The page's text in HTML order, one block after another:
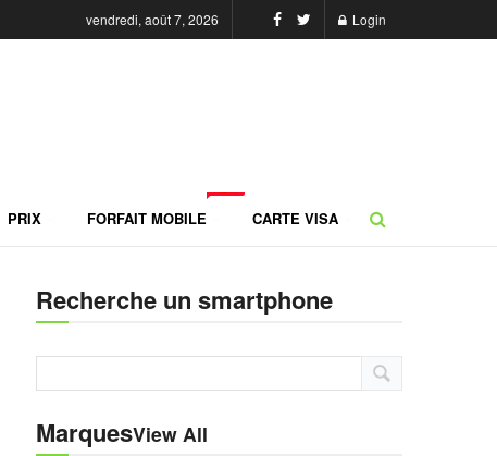
vendredi, août 7, 2026 Login
PRIX FORFAIT MOBILE CARTE VISA
Recherche un smartphone
MarquesView All